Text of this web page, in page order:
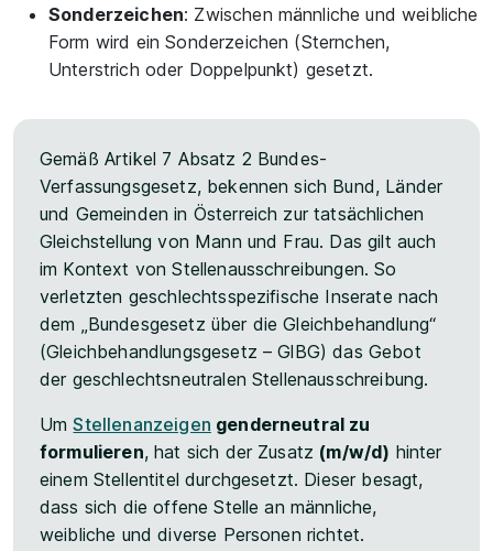
Sonderzeichen: Zwischen männliche und weibliche
Form wird ein Sonderzeichen (Sternchen,
Unterstrich oder Doppelpunkt) gesetzt.
Gemäß Artikel 7 Absatz 2 Bundes-
Verfassungsgesetz, bekennen sich Bund, Länder
und Gemeinden in Österreich zur tatsächlichen
Gleichstellung von Mann und Frau. Das gilt auch
im Kontext von Stellenausschreibungen. So
verletzten geschlechtsspezifische Inserate nach
dem „Bundesgesetz über die Gleichbehandlung“
(Gleichbehandlungsgesetz – GlBG) das Gebot
der geschlechtsneutralen Stellenausschreibung.
UmStellenanzeigen genderneutral zu
formulieren, hat sich der Zusatz (m/w/d) hinter
einem Stellentitel durchgesetzt. Dieser besagt,
dass sich die offene Stelle an männliche,
weibliche und diverse Personen richtet.